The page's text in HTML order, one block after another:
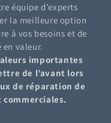
équipe d’experts
la meilleure option
à vos besoins et de
valeur.
importantes
de l’avant lors
de réparation de